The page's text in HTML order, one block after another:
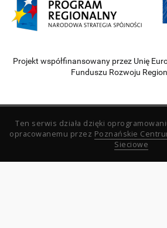
Projekt współfinansowany przez Unię
Funduszu Rozwoju
Ten serwis działa dzięki
opracowanemu przez Poznańskie
Sieciowe